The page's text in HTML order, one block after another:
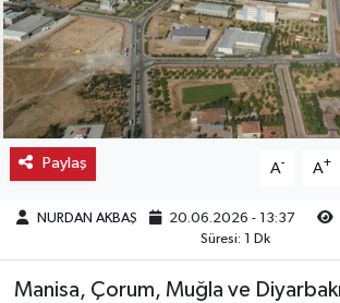
Paylaş A- A+
NURDAN AKBAŞ 20.06.2026 - 13:37
Süresi: 1 Dk
Manisa, Çorum, Muğla ve
Laçin
Mecitözü
Oğuzlar